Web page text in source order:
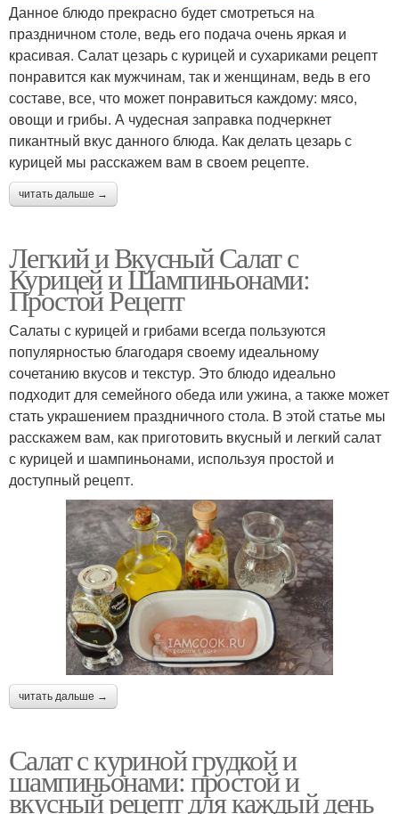
Данное блюдо прекрасно будет смотреться на
праздничном столе, ведь его подача очень яркая и
красивая. Салат цезарь с курицей и сухариками рецепт
понравится как мужчинам, так и женщинам, ведь в его
составе, все, что может понравиться каждому: мясо,
овощи и грибы. А чудесная заправка подчеркнет
пикантный вкус данного блюда. Как делать цезарь с
курицей мы расскажем вам в своем рецепте.
читать дальше →
Легкий и Вкусный Салат с
Курицей и Шампиньонами:
Простой Рецепт
Салаты с курицей и грибами всегда пользуются
популярностью благодаря своему идеальному
сочетанию вкусов и текстур. Это блюдо идеально
подходит для семейного обеда или ужина, а также может
стать украшением праздничного стола. В этой статье мы
расскажем вам, как приготовить вкусный и легкий салат
с курицей и шампиньонами, используя простой и
доступный рецепт.
читать дальше →
Салат с куриной грудкой и
шампиньонами: простой и
вкусный рецепт для каждый день